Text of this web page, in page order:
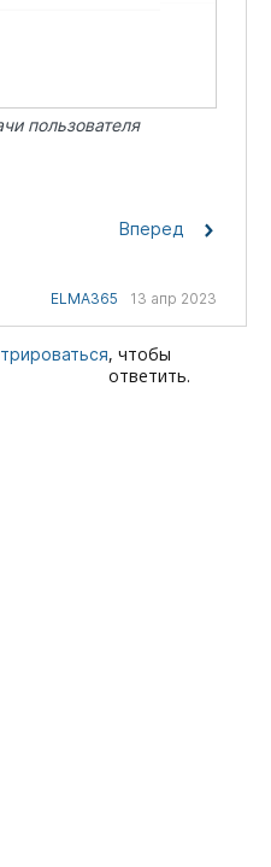
пользователя
Вперед
ELMA365 13 апр 2023
, чтобы
ответить.